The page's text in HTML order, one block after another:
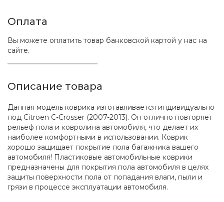
Оплата
Вы можете оплатить товар банковской картой у нас на
сайте.
Описание товара
Данная модель коврика изготавливается индивидуально
под Citroen C-Crosser (2007-2013). Он отлично повторяет
рельеф пола и ковролина автомобиля, что делает их
наиболее комфортными в использовании. Коврик
хорошо защищает покрытие пола багажника вашего
автомобиля! Пластиковые автомобильные коврики
предназначены для покрытия пола автомобиля в целях
защиты поверхности пола от попадания влаги, пыли и
грязи в процессе эксплуатации автомобиля.